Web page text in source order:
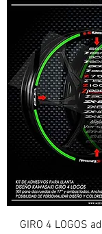
GIRO 4 LOGOS